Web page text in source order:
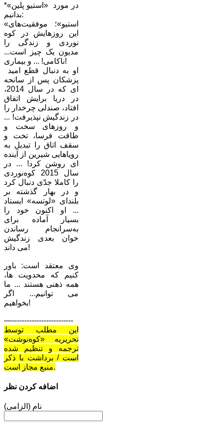
*در مورد «استیو پلین»
بدانیم:
«استیو»؛ موفقیت‌های
این روزهایش در کوه
نوردی و زندگی را
مدیون یک چیز است...
ناکامی! ... و بیماری!
پزشکان پس از سانحه
ای که در سال 2014،
در دریا برایش اتفاق
افتاد، صندلی چرخدار را
در زندگیش نپذیرفت! ...
و روزهای سخت و
طاقت فرسا، تخت و
سقف اتاق را تبدیل به
رویاهایی شیرین از آینده
ای روشن کرد! ... در
سال 2015 کوه‌نوردی
را کاملا جدّی دنبال کرد
و در بهار گذشته بر
بلندای «لوتسه» ایستاد
... او اکنون خود را
بسیار آماده برای
به‌سرانجام رساندن
خوان بعدی زندگیش
می داند!
وی معتقد است: باور
کنیم که محدویت ها،
همه ذهنی هستند ... ما
می توانیم... اگر
بخواهیم!
—-------------------------
این مطلب توسط
تحریریه «کوه‌نوشت»
ترجمه و تنظیم شده
است / برداشت با ذکر
منبع مجاز است.
اضافه کردن نظر
نام (الزامی)